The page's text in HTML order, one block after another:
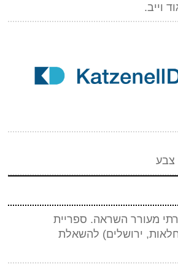
וייב.
צבע
מעורר השראה. ספריית
ירושלים) להשאלת